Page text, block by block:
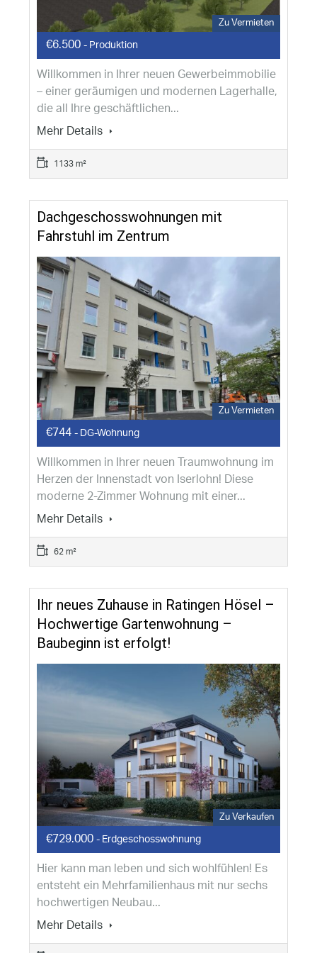
Zu Vermieten
€6.500 - Produktion
Willkommen in Ihrer neuen Gewerbeimmobilie
– einer geräumigen und modernen Lagerhalle,
die all Ihre geschäftlichen...
Mehr Details
1133 m²
Dachgeschosswohnungen mit
Fahrstuhl im Zentrum
Zu Vermieten
€744 - DG-Wohnung
Willkommen in Ihrer neuen Traumwohnung im
Herzen der Innenstadt von Iserlohn! Diese
moderne 2-Zimmer Wohnung mit einer...
Mehr Details
62 m²
Ihr neues Zuhause in Ratingen Hösel –
Hochwertige Gartenwohnung –
Baubeginn ist erfolgt!
Zu Verkaufen
€729.000 - Erdgeschosswohnung
Hier kann man leben und sich wohlfühlen! Es
entsteht ein Mehrfamilienhaus mit nur sechs
hochwertigen Neubau...
Mehr Details